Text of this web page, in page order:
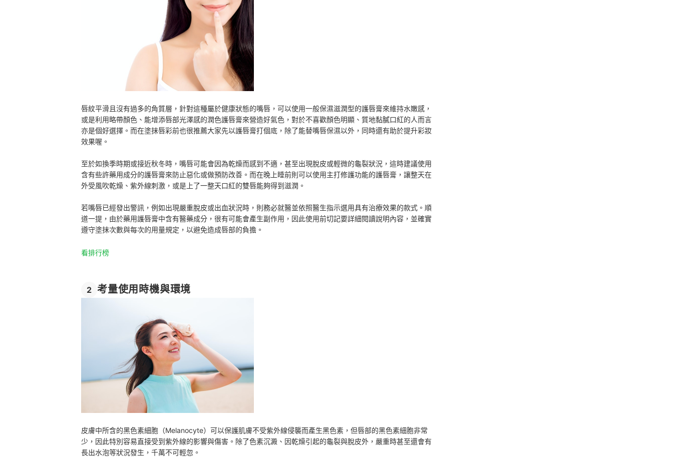
唇紋平滑且沒有過多的角質層，針對這種屬於健康狀態的嘴唇，可以使用一般保濕滋潤型的護唇膏來維持水嫩感，
或是利用略帶顏色、能增添唇部光澤感的潤色護唇膏來營造好氣色，對於不喜歡顏色明顯、質地黏膩口紅的人而言
亦是個好選擇。而在塗抹唇彩前也很推薦大家先以護唇膏打個底，除了能替嘴唇保濕以外，同時還有助於提升彩妝
效果喔。
至於如換季時期或接近秋冬時，嘴唇可能會因為乾燥而感到不適，甚至出現脫皮或輕微的龜裂狀況，這時建議使用
含有些許藥用成分的護唇膏來防止惡化或做預防改善。而在晚上睡前則可以使用主打修護功能的護唇膏，讓整天在
外受風吹乾燥、紫外線刺激，或是上了一整天口紅的雙唇能夠得到滋潤。
若嘴唇已經發出警訊，例如出現嚴重脫皮或出血狀況時，則務必就醫並依照醫生指示選用具有治療效果的款式。順
道一提，由於藥用護唇膏中含有醫藥成分，很有可能會產生副作用，因此使用前切記要詳細閱讀說明內容，並確實
遵守塗抹次數與每次的用量規定，以避免造成唇部的負擔。
看排行榜
2 考量使用時機與環境
皮膚中所含的黑色素細胞（Melanocyte）可以保護肌膚不受紫外線侵襲而產生黑色素，但唇部的黑色素細胞非常
少，因此特別容易直接受到紫外線的影響與傷害。除了色素沉澱、因乾燥引起的龜裂與脫皮外，嚴重時甚至還會有
長出水泡等狀況發生，千萬不可輕忽。